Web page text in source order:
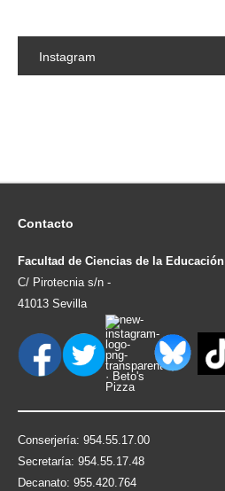
Instagram
Contacto
Facultad de Ciencias de la Educación
C/ Pirotecnia s/n -
41013 Sevilla
Conserjería: 954.55.17.00
Secretaría: 954.55.17.48
Decanato: 955.420.764